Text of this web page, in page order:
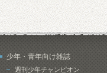
少年・青年向け雑誌
週刊少年チャンピオン